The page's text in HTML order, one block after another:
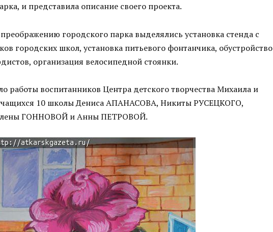
и представила описание своего проекта.
городского парка выделялись установка стенда с
городских школ, установка питьевого фонтанчика, обустройство
организация велосипедной стоянки.
работы воспитанников Центра детского творчества Михаила и
10 школы Дениса АПАНАСОВА, Никиты РУСЕЦКОГО,
ГОННОВОЙ и Анны ПЕТРОВОЙ.